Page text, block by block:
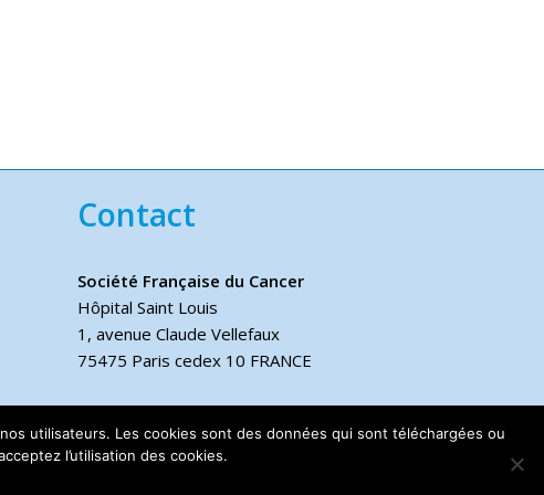
Contact
Société Française du Cancer
Hôpital Saint Louis
1, avenue Claude Vellefaux
75475 Paris cedex 10 FRANCE
Téléphone
+33 6 17 44 70 76
utilisateurs. Les cookies sont des données qui sont téléchargées ou
l’utilisation des cookies.